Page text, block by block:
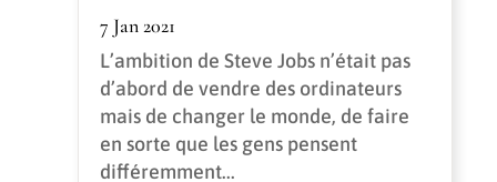
7 Jan 2021
L’ambition de Steve Jobs n’était pas
d’abord de vendre des ordinateurs
mais de changer le monde, de faire
en sorte que les gens pensent
différemment...